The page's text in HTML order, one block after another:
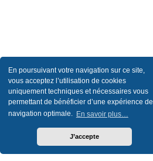
En poursuivant votre navigation sur ce site,
vous acceptez l’utilisation de cookies
uniquement techniques et nécessaires vous
permettant de bénéficier d’une expérience de
navigation optimale. En savoir plus…
J’accepte